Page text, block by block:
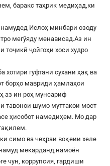
баракс таҳрик медиҳад,ки
Ислоҳ минбари озоду
мегӯяду менависад.Аз ин
тоҷикӣ ҷойгоҳи хоси худро
хотири гуфтани сухани ҳақ ва
борҳо мавриди ҳамлаҳои
аз ин роҳ мунсариф
тавонои шумо муттакои мост
ҳисобот намедиҳем. Мо дар
симо ва чеҳраи воқеии хеле
мекарданд,намоён
чун, коррупсия, гардиши